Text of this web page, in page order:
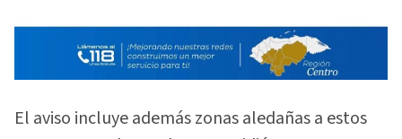
El aviso incluye además zonas aledañas a estos